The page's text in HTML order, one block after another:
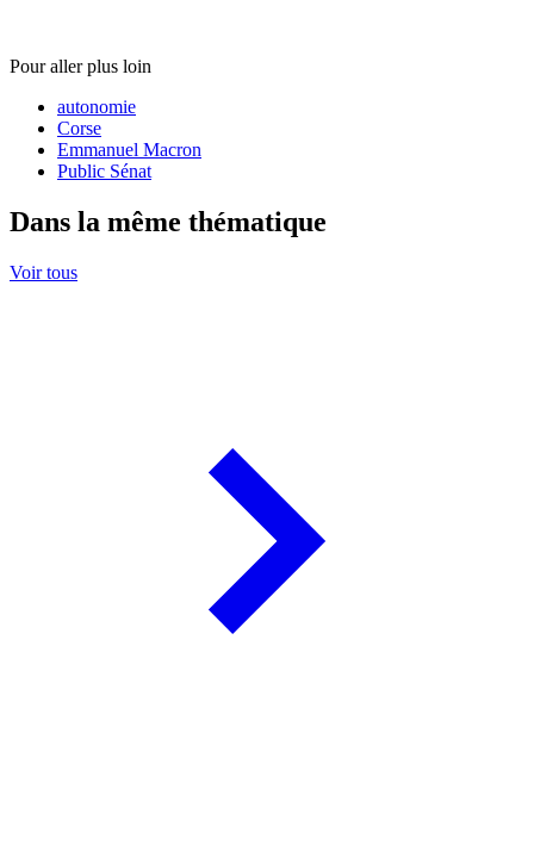
Pour aller plus loin
autonomie
Corse
Emmanuel Macron
Public Sénat
Dans la même thématique
Voir tous